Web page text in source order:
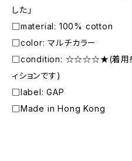
した」
□material: 100% cotton
□color: マルチカラー
□condition: ☆☆☆☆★(着用感
ィションです)
□label: GAP
□Made in Hong Kong